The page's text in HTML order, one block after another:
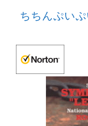
ちちんぷい